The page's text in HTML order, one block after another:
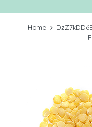
Home